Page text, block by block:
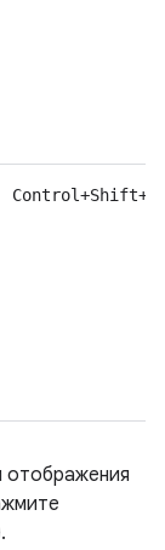
отображения